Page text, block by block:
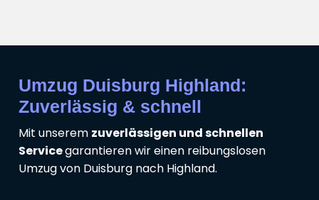
Umzug Duisburg Highland:
Zuverlässig & schnell
Mit unserem zuverlässigen und schnellen
Servicegarantieren wir einen reibungslosen
Umzug von Duisburg nach Highland.